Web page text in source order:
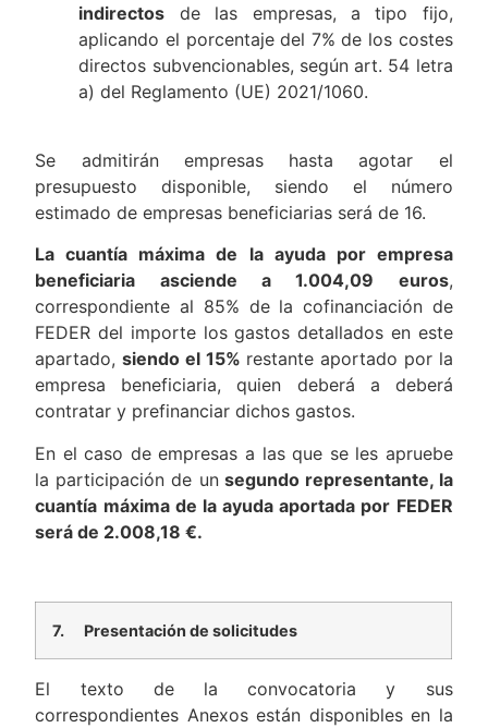
indirectos de las empresas, a tipo fijo,
aplicando el porcentaje del 7% de los costes
directos subvencionables, según art. 54 letra
a) del Reglamento (UE) 2021/1060.
Se admitirán empresas hasta agotar el
presupuesto disponible, siendo el número
estimado de empresas beneficiarias será de 16.
La cuantía máxima de la ayuda por empresa
beneficiaria asciende a 1.004,09 euros,
correspondiente al 85% de la cofinanciación de
FEDER del importe los gastos detallados en este
apartado,siendo el 15% restante aportado por la
empresa beneficiaria, quien deberá a deberá
contratar y prefinanciar dichos gastos.
En el caso de empresas a las que se les apruebe
la participación de unsegundo representante, la
cuantía máxima de la ayuda aportada por FEDER
será de 2.008,18 €.
7. Presentación de solicitudes
El texto de la convocatoria y sus
correspondientes Anexos están disponibles en la